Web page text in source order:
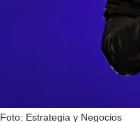
Foto: Estrategia y Negocios